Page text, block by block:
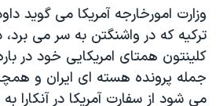
گالری عکس
آرشیو پخش زنده
اعتراضات زن، زندگی، آزادی
مجموعه مستندهای دادخواهی
تریبونال مردمی آبان ۹۸
دادگاه حمید نوری
وزارت امورخارجه آمریکا می گوید
ترکیه که در واشنگتن به سر می برد،
کلینتون همتای امریکایی خود در
جمله پرونده هسته ای ایران و
می شود از سفارت آمریکا در